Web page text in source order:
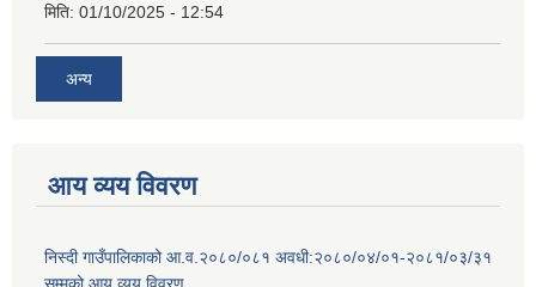
मिति: 01/10/2025 - 12:54
अन्य
आय व्यय विवरण
निस्दी गाउँपालिकाको आ.व.२०८०/०८१ अवधी:२०८०/०४/०१-२०८१/०३/३१